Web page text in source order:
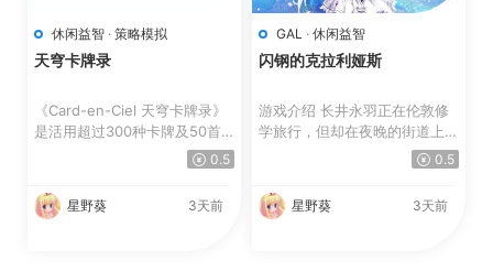
休闲益智 · 策略模拟
天穹卡牌录
《Card-en-Ciel 天穹卡牌录》
是活用超过300种卡牌及50首
歌曲来展开战斗的牌组构筑...0.5
星野葵 3天前
GAL · 休闲益智
闪钢的克拉利娅斯
游戏介绍 长井永羽正在伦敦修
学旅行，但却在夜晚的街道上迷
路了。 历尽千辛终于到...
0.5
星野葵 3天前